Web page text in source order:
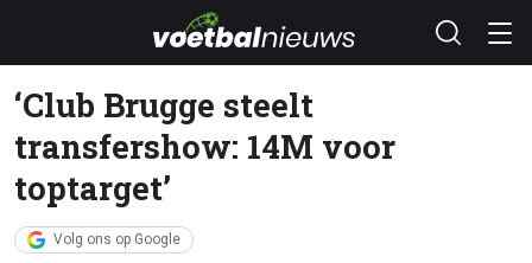
‘Club Brugge steelt
transfershow: 14M voor
toptarget’
Volg ons op Google